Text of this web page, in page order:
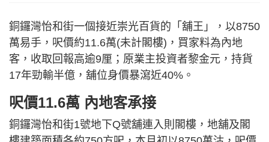
銅鑼灣怡和街一個接近崇光百貨的「舖王」，以8750
萬易手，呎價約11.6萬(未計閣樓)，買家料為內地
客，收取回報高逾9厘；原業主投資者黎金元，持貨
17年勁輸半億，舖位身價暴瀉近40%。
呎價11.6萬 內地客承接
銅鑼灣怡和街1號地下Q號舖連入則閣樓，地舖及閣